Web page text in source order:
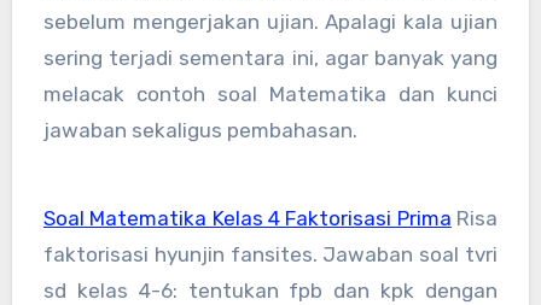
sebelum mengerjakan ujian. Apalagi kala ujian
sering terjadi sementara ini, agar banyak yang
melacak contoh soal Matematika dan kunci
jawaban sekaligus pembahasan.
Soal Matematika Kelas 4 Faktorisasi Prima Risa
faktorisasi hyunjin fansites. Jawaban soal tvri
sd kelas 4-6: tentukan fpb dan kpk dengan